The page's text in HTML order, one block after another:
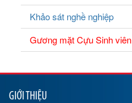
Khảo sát nghề nghiệp
Gương mặt Cựu Sinh viên
GIỚI THIỆU